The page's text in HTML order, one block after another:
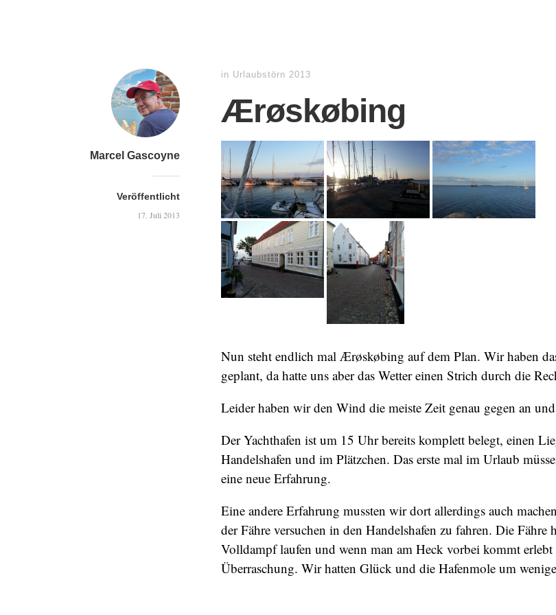
Marcel Gascoyne
Veröffentlicht
17. Juli 2013
in Urlaubstörn 2013
Ærøskøbing
Nun steht endlich mal Ærøskøbing auf dem Plan. Wir haben
geplant, da hatte uns aber das Wetter einen Strich durch die
Leider haben wir den Wind die meiste Zeit genau gegen an
Der Yachthafen ist um 15 Uhr bereits komplett belegt, einen
Handelshafen und im Plätzchen. Das erste mal im Urlaub
eine neue Erfahrung.
Eine andere Erfahrung mussten wir dort allerdings auch
der Fähre versuchen in den Handelshafen zu fahren. Die Fähre
Volldampf laufen und wenn man am Heck vorbei kommt erlebt
Überraschung. Wir hatten Glück und die Hafenmole um